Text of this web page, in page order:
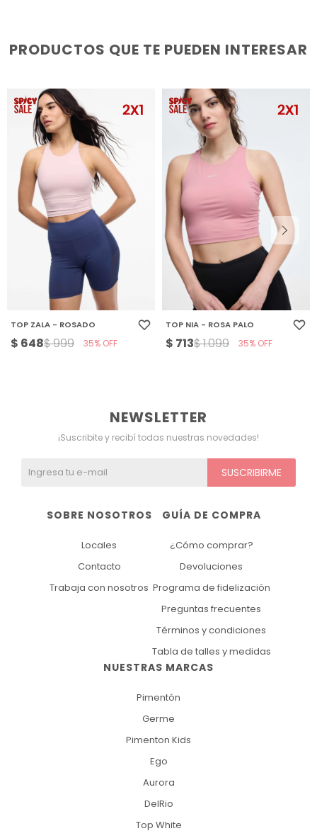
PRODUCTOS QUE TE PUEDEN INTERESAR
TOP ZALA - ROSADO
$ 648$999 35
TOP NIA - ROSA PALO
$ 713$1.099 35
NUESTRAS MARCAS
Pimentón
Germe
Pimenton Kids
Ego
Aurora
DelRio
Top White
GUÍA DE COMPRA
¿Cómo comprar?
Devoluciones
Programa de fidelización
Preguntas frecuentes
Términos y condiciones
Tabla de talles y medidas
SOBRE NOSOTROS
Locales
Contacto
Trabaja con nosotros
NEWSLETTER
¡Suscribite y recibí todas nuestras novedades!
SUSCRIBIRME